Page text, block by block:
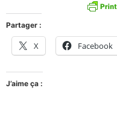
Partager :
X Facebook
J’aime ça :